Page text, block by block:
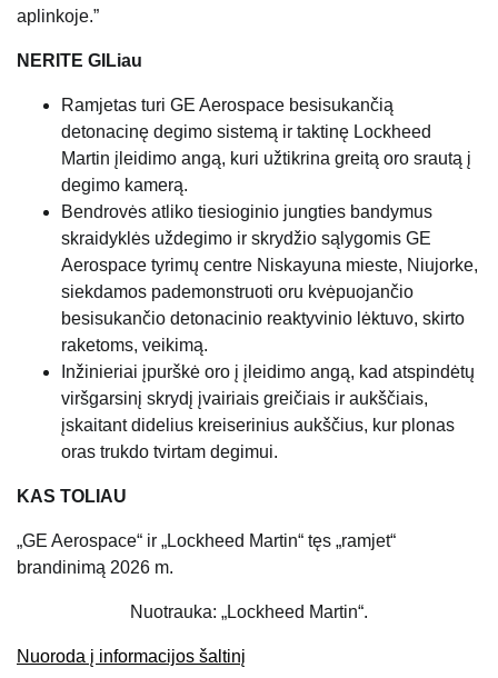
aplinkoje.”
NERITE GILiau
Ramjetas turi GE Aerospace besisukančią
detonacinę degimo sistemą ir taktinę Lockheed
Martin įleidimo angą, kuri užtikrina greitą oro srautą į
degimo kamerą.
Bendrovės atliko tiesioginio jungties bandymus
skraidyklės uždegimo ir skrydžio sąlygomis GE
Aerospace tyrimų centre Niskayuna mieste, Niujorke,
siekdamos pademonstruoti oru kvėpuojančio
besisukančio detonacinio reaktyvinio lėktuvo, skirto
raketoms, veikimą.
Inžinieriai įpurškė oro į įleidimo angą, kad atspindėtų
viršgarsinį skrydį įvairiais greičiais ir aukščiais,
įskaitant didelius kreiserinius aukščius, kur plonas
oras trukdo tvirtam degimui.
KAS TOLIAU
„GE Aerospace“ ir „Lockheed Martin“ tęs „ramjet“
brandinimą 2026 m.
Nuotrauka: „Lockheed Martin“.
Nuoroda į informacijos šaltinį